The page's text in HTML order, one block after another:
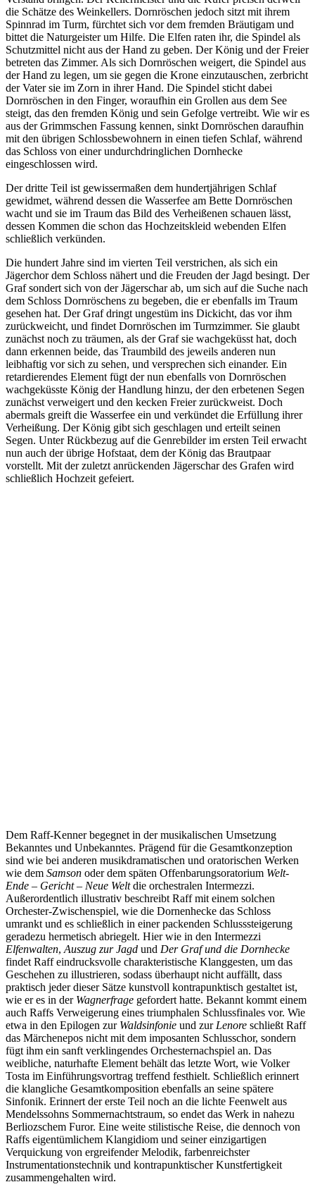
die Schätze des Weinkellers. Dornröschen jedoch sitzt mit ihrem
Spinnrad im Turm, fürchtet sich vor dem fremden Bräutigam und
bittet die Naturgeister um Hilfe. Die Elfen raten ihr, die Spindel als
Schutzmittel nicht aus der Hand zu geben. Der König und der Freier
betreten das Zimmer. Als sich Dornröschen weigert, die Spindel aus
der Hand zu legen, um sie gegen die Krone einzutauschen, zerbricht
der Vater sie im Zorn in ihrer Hand. Die Spindel sticht dabei
Dornröschen in den Finger, woraufhin ein Grollen aus dem See
steigt, das den fremden König und sein Gefolge vertreibt. Wie wir es
aus der Grimmschen Fassung kennen, sinkt Dornröschen daraufhin
mit den übrigen Schlossbewohnern in einen tiefen Schlaf, während
das Schloss von einer undurchdringlichen Dornhecke
eingeschlossen wird.
Der dritte Teil ist gewissermaßen dem hundertjährigen Schlaf
gewidmet, während dessen die Wasserfee am Bette Dornröschen
wacht und sie im Traum das Bild des Verheißenen schauen lässt,
dessen Kommen die schon das Hochzeitskleid webenden Elfen
schließlich verkünden.
Die hundert Jahre sind im vierten Teil verstrichen, als sich ein
Jägerchor dem Schloss nähert und die Freuden der Jagd besingt. Der
Graf sondert sich von der Jägerschar ab, um sich auf die Suche nach
dem Schloss Dornröschens zu begeben, die er ebenfalls im Traum
gesehen hat. Der Graf dringt ungestüm ins Dickicht, das vor ihm
zurückweicht, und findet Dornröschen im Turmzimmer. Sie glaubt
zunächst noch zu träumen, als der Graf sie wachgeküsst hat, doch
dann erkennen beide, das Traumbild des jeweils anderen nun
leibhaftig vor sich zu sehen, und versprechen sich einander. Ein
retardierendes Element fügt der nun ebenfalls von Dornröschen
wachgeküsste König der Handlung hinzu, der den erbetenen Segen
zunächst verweigert und den kecken Freier zurückweist. Doch
abermals greift die Wasserfee ein und verkündet die Erfüllung ihrer
Verheißung. Der König gibt sich geschlagen und erteilt seinen
Segen. Unter Rückbezug auf die Genrebilder im ersten Teil erwacht
nun auch der übrige Hofstaat, dem der König das Brautpaar
vorstellt. Mit der zuletzt anrückenden Jägerschar des Grafen wird
schließlich Hochzeit gefeiert.
Dem Raff-Kenner begegnet in der musikalischen Umsetzung
Bekanntes und Unbekanntes. Prägend für die Gesamtkonzeption
sind wie bei anderen musikdramatischen und oratorischen Werken
wie dem Samson oder dem späten Offenbarungsoratorium Welt-
Ende – Gericht – Neue Weltdie orchestralen Intermezzi.
Außerordentlich illustrativ beschreibt Raff mit einem solchen
Orchester-Zwischenspiel, wie die Dornenhecke das Schloss
umrankt und es schließlich in einer packenden Schlusssteigerung
geradezu hermetisch abriegelt. Hier wie in den Intermezzi
Elfenwalten, Auszug zur Jagd und Der Graf und die Dornhecke
findet Raff eindrucksvolle charakteristische Klanggesten, um das
Geschehen zu illustrieren, sodass überhaupt nicht auffällt, dass
praktisch jeder dieser Sätze kunstvoll kontrapunktisch gestaltet ist,
wie er es in der Wagnerfrage gefordert hatte. Bekannt kommt einem
auch Raffs Verweigerung eines triumphalen Schlussfinales vor. Wie
etwa in den Epilogen zur Waldsinfonie und zur Lenore schließt Raff
das Märchenepos nicht mit dem imposanten Schlusschor, sondern
fügt ihm ein sanft verklingendes Orchesternachspiel an. Das
weibliche, naturhafte Element behält das letzte Wort, wie Volker
Tosta im Einführungsvortrag treffend festhielt. Schließlich erinnert
die klangliche Gesamtkomposition ebenfalls an seine spätere
Sinfonik. Erinnert der erste Teil noch an die lichte Feenwelt aus
Mendelssohns Sommernachtstraum, so endet das Werk in nahezu
Berliozschem Furor. Eine weite stilistische Reise, die dennoch von
Raffs eigentümlichem Klangidiom und seiner einzigartigen
Verquickung von ergreifender Melodik, farbenreichster
Instrumentationstechnik und kontrapunktischer Kunstfertigkeit
zusammengehalten wird.